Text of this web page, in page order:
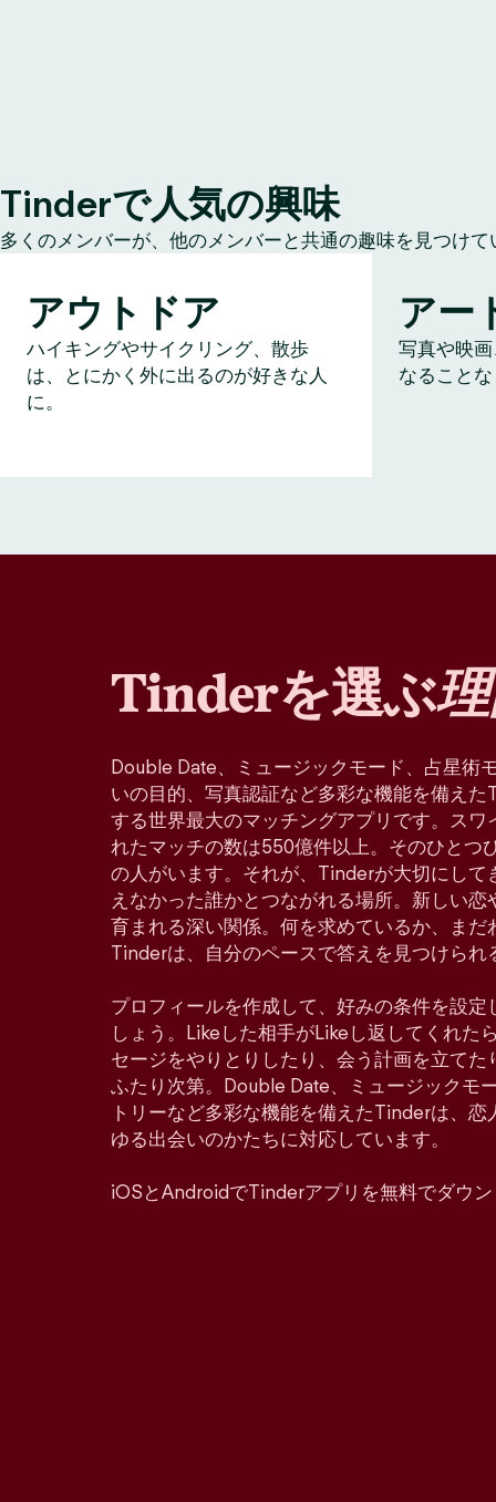
Tinderで人気の興味
多くのメンバーが、他のメンバーと共通の趣味を見つけ
アウトドア
ハイキングやサイクリング、散歩
は、とにかく外に出るのが好きな人
に。
アー
写真や映
なることな
Tinderを選ぶ
Double Date、ミュージックモード、占星術
いの目的、写真認証など多彩な機能を備えた
する世界最大のマッチングアプリです。スワ
れたマッチの数は550億件以上。そのひとつ
の人がいます。それが、Tinderが大切にして
えなかった誰かとつながれる場所。新しい恋
育まれる深い関係。何を求めているか、まだ
Tinderは、自分のペースで答えを見つけられ
プロフィールを作成して、好みの条件を設定
しょう。Likeした相手がLikeし返してくれた
セージをやりとりしたり、会う計画を立てた
ふたり次第。Double Date、ミュージックモ
トリーなど多彩な機能を備えたTinderは、
ゆる出会いのかたちに対応しています。
iOSとAndroidでTinderアプリを無料でダウン